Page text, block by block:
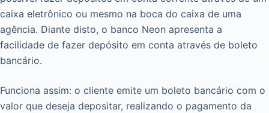
caixa eletrônico ou mesmo na boca do caixa de uma
agência. Diante disto, o banco Neon apresenta a
facilidade de fazer depósito em conta através de boleto
bancário.
Funciona assim: o cliente emite um boleto bancário com o
valor que deseja depositar, realizando o pagamento da